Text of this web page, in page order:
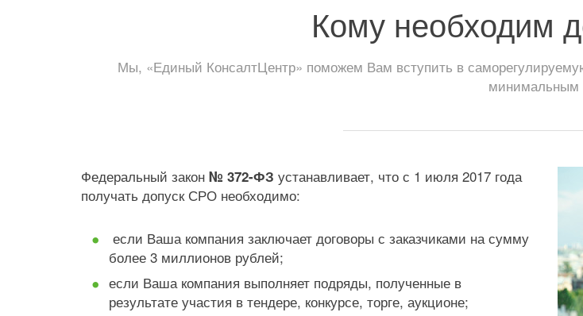
Кому необходим
Мы, «Единый КонсалтЦентр» поможем Вам вступить в
минимальным
Федеральный закон № 372-ФЗ устанавливает, что с 1 июля 2017 года
получать допуск СРО необходимо:
если Ваша компания заключает договоры с заказчиками на сумму
более 3 миллионов рублей;
если Ваша компания выполняет подряды, полученные в
результате участия в тендере, конкурсе, торге, аукционе;